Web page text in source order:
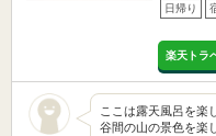
日帰り
楽天トラ
ここは露天風呂を楽
谷間の山の景色を楽